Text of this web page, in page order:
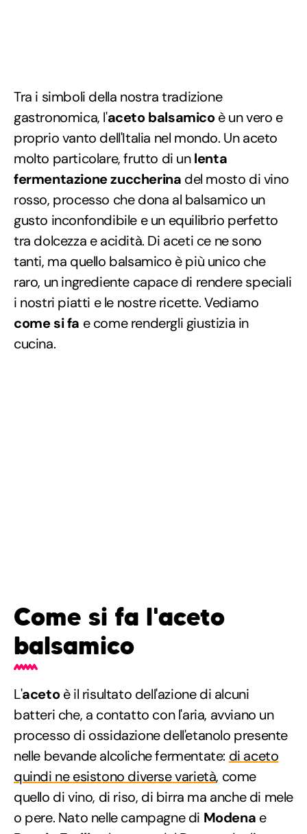
Tra i simboli della nostra tradizione
gastronomica, l'aceto balsamicoè un vero e
proprio vanto dell'Italia nel mondo. Un aceto
molto particolare, frutto di unlenta
fermentazione zuccherina del mosto di vino
rosso, processo che dona al balsamico un
gusto inconfondibile e un equilibrio perfetto
tra dolcezza e acidità. Di aceti ce ne sono
tanti, ma quello balsamico è più unico che
raro, un ingrediente capace di rendere speciali
i nostri piatti e le nostre ricette. Vediamo
come si fa e come rendergli giustizia in
cucina.
Come si fa l'aceto
balsamico
L'acetoè il risultato dell'azione di alcuni
batteri che, a contatto con l'aria, avviano un
processo di ossidazione dell'etanolo presente
nelle bevande alcoliche fermentate: di aceto
quindi ne esistono diverse varietà, come
quello di vino, di riso, di birra ma anche di mele
o pere. Nato nelle campagne di Modena e